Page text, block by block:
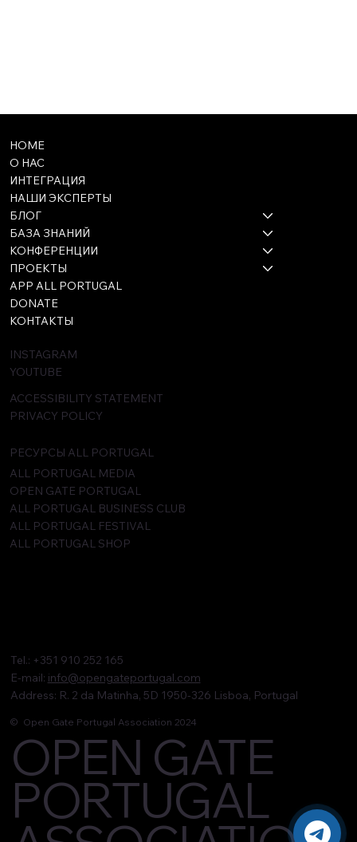
HOME
О НАС
ИНТЕГРАЦИЯ
НАШИ ЭКСПЕРТЫ
БЛОГ
БАЗА ЗНАНИЙ
КОНФЕРЕНЦИИ
ПРОЕКТЫ
APP ALL PORTUGAL
DONATE
КОНТАКТЫ
INSTAGRAM
YOUTUBE
ACCESSIBILITY STATEMENT
PRIVACY POLICY
РЕСУРСЫ ALL PORTUGAL
ALL PORTUGAL MEDIA
OPEN GATE PORTUGAL
ALL PORTUGAL BUSINESS CLUB
ALL PORTUGAL FESTIVAL
ALL PORTUGAL SHOP
Tel.: +351 910 252 165
E-mail: info@opengateportugal.com
Address: R. 2 da Matinha, 5D 1950-326 Lisboa, Portugal
© Open Gate Portugal Association 2024
OPEN GATE
PORTUGAL